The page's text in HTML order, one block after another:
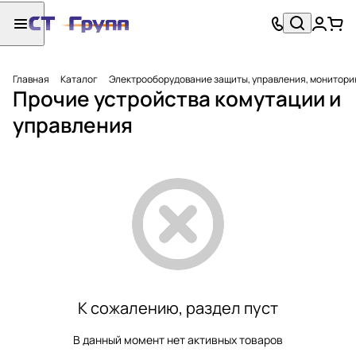
Главная Каталог Электрооборудование защиты, управления,
Прочие устройства комутации и
управления
К сожалению, раздел пуст
В данный момент нет активных товаров